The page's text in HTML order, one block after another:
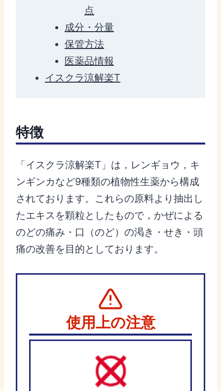
点
成分・分量
保管方法
医薬品情報
イスクラ涼解楽T
特徴
「イスクラ涼解楽T」は，レンギョウ，キ
ンギンカなど9種類の植物性生薬から構成
されております。これらの原料より抽出し
たエキスを顆粒としたもので，かぜによる
のどの痛み・口（のど）の渇き・せき・頭
痛の改善を目的としております。
使用上の注意